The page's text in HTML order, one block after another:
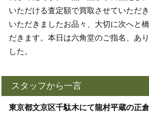
いただける査定額で買取させていただ
いただきましたお品々、大切に次へと
だきます。本日は六角堂のご指名、あ
した。
スタッフから一言
東京都文京区千駄木にて龍村平蔵の正